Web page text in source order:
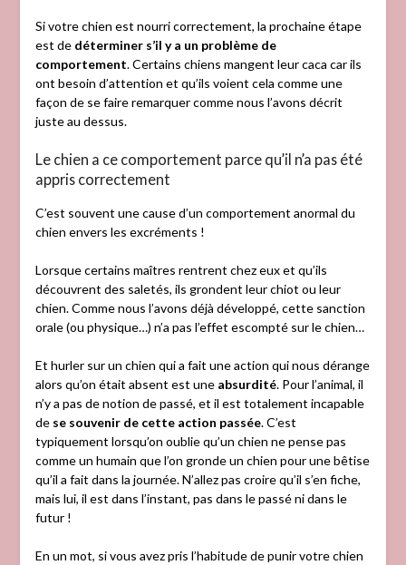
Si votre chien est nourri correctement, la prochaine étape
est de déterminer s’il y a un problème de
comportement. Certains chiens mangent leur caca car ils
ont besoin d’attention et qu’ils voient cela comme une
façon de se faire remarquer comme nous l’avons décrit
juste au dessus.
Le chien a ce comportement parce qu’il n’a pas été
appris correctement
C’est souvent une cause d’un comportement anormal du
chien envers les excréments !
Lorsque certains maîtres rentrent chez eux et qu’ils
découvrent des saletés, ils grondent leur chiot ou leur
chien. Comme nous l’avons déjà développé, cette sanction
orale (ou physique…) n’a pas l’effet escompté sur le chien…
Et hurler sur un chien qui a fait une action qui nous dérange
alors qu’on était absent est une absurdité. Pour l’animal, il
n’y a pas de notion de passé, et il est totalement incapable
de se souvenir de cette action passée. C’est
typiquement lorsqu’on oublie qu’un chien ne pense pas
comme un humain que l’on gronde un chien pour une bêtise
qu’il a fait dans la journée. N’allez pas croire qu’il s’en fiche,
mais lui, il est dans l’instant, pas dans le passé ni dans le
futur !
En un mot, si vous avez pris l’habitude de punir votre chien